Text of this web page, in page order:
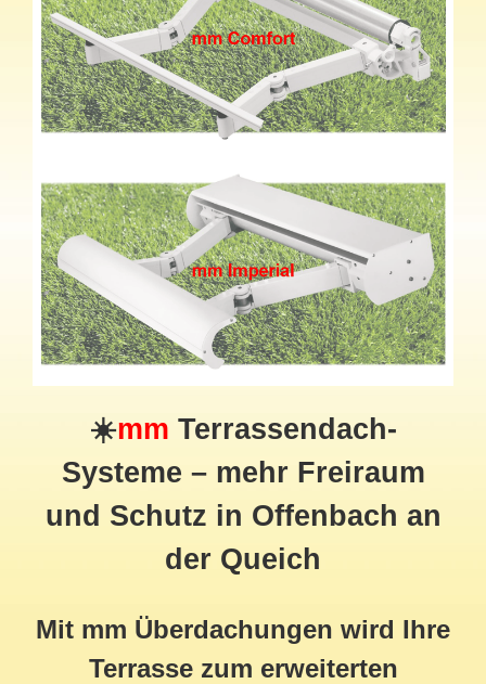
☀️mm Terrassendach-
Systeme – mehr Freiraum
und Schutz in Offenbach an
der Queich
Mit mm Überdachungen wird Ihre
Terrasse zum erweiterten